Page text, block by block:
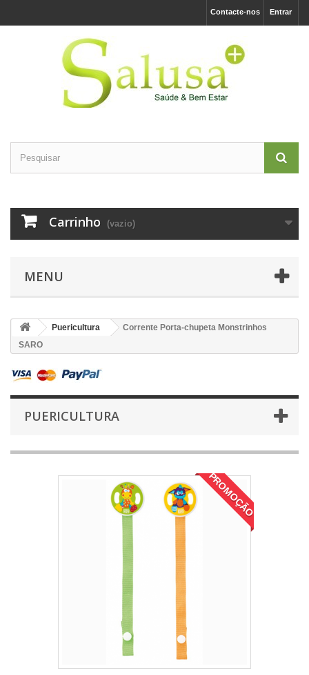
Entrar
Contacte-nos
Carrinho (vazio)
MENU
Puericultura
Corrente Porta-chupeta Monstrinhos
SARO
PUERICULTURA
PROMOÇÃO